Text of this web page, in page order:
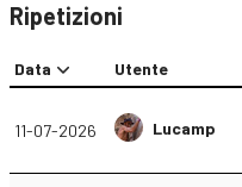
Ripetizioni
Data Utente
11-07-2026 Lucamp